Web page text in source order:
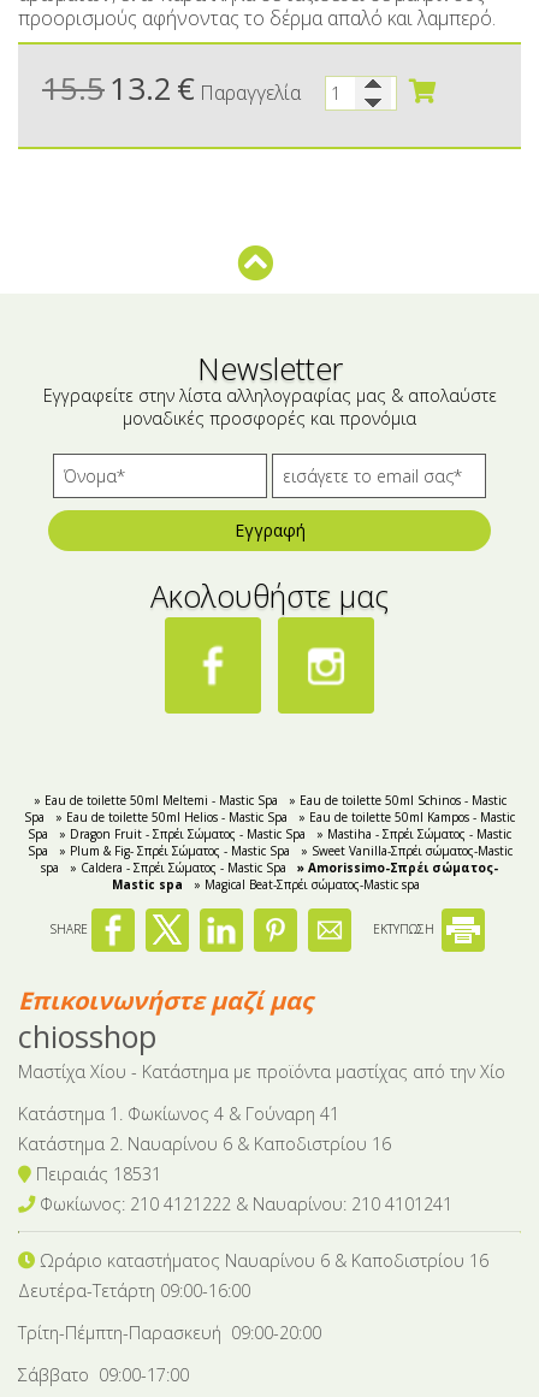
Κεραλοιφές
Set Καλλυντικών
Μακιγιάζ
Αλμυρά snacks
Τουρσιά
Ροφήματα
Αλάτι
Διάφορα
προορισμούς αφήνοντας το δέρμα απαλό και λαμπερό.
15.513.2 € Παραγγελία
Newsletter
Εγγραφείτε στην λίστα αλληλογραφίας μας & απολαύστε
μοναδικές προσφορές και προνόμια
Εγγραφή
Ακολουθήστε μας
» Eau de toilette 50ml Meltemi - Mastic Spa
» Eau de toilette 50ml Schinos - Mastic
Spa
» Eau de toilette 50ml Helios - Mastic Spa
» Eau de toilette 50ml Kampos - Mastic
Spa
» Dragon Fruit - Σπρέι Σώματος - Mastic Spa
» Mastiha - Σπρέι Σώματος - Mastic
Spa
» Plum & Fig- Σπρέι Σώματος - Mastic Spa
» Sweet Vanilla-Σπρέι σώματος-Mastic
spa
» Caldera - Σπρέι Σώματος - Mastic Spa
» Amorissimo-Σπρέι σώματος-
Mastic spa
» Magical Beat-Σπρέι σώματος-Mastic spa
SHARE ΕΚΤΥΠΩΣΗ
Επικοινωνήστε μαζί μας
chiosshop
Μαστίχα Χίου - Κατάστημα με προϊόντα μαστίχας από την Χίο
Κατάστημα 1. Φωκίωνος 4 & Γούναρη 41
Κατάστημα 2. Ναυαρίνου 6 & Καποδιστρίου 16
Πειραιάς 18531
Φωκίωνος: 210 4121222 & Nαυαρίνου: 210 4101241
Ωράριο καταστήματος Ναυαρίνου 6 & Καποδιστρίου 16
Δευτέρα-Tετάρτη 09:00-16:00
Τρίτη-Πέμπτη-Παρασκευή 09:00-20:00
Σάββατο 09:00-17:00